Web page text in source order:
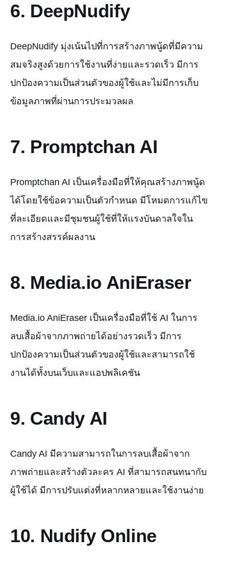
6. DeepNudify
DeepNudify มุ่งเน้นไปที่การสร้างภาพนู้ดที่มีความ
สมจริงสูงด้วยการใช้งานที่ง่ายและรวดเร็ว มีการ
ปกป้องความเป็นส่วนตัวของผู้ใช้และไม่มีการเก็บ
ข้อมูลภาพที่ผ่านการประมวลผล
7. Promptchan AI
Promptchan AI เป็นเครื่องมือที่ให้คุณสร้างภาพนู้ด
ได้โดยใช้ข้อความเป็นตัวกำหนด มีโหมดการแก้ไข
ที่ละเอียดและมีชุมชนผู้ใช้ที่ให้แรงบันดาลใจใน
การสร้างสรรค์ผลงาน
8. Media.io AniEraser
Media.io AniEraser เป็นเครื่องมือที่ใช้ AI ในการ
ลบเสื้อผ้าจากภาพถ่ายได้อย่างรวดเร็ว มีการ
ปกป้องความเป็นส่วนตัวของผู้ใช้และสามารถใช้
งานได้ทั้งบนเว็บและแอปพลิเคชัน
9. Candy AI
Candy AI มีความสามารถในการลบเสื้อผ้าจาก
ภาพถ่ายและสร้างตัวละคร AI ที่สามารถสนทนากับ
ผู้ใช้ได้ มีการปรับแต่งที่หลากหลายและใช้งานง่าย
10. Nudify Online